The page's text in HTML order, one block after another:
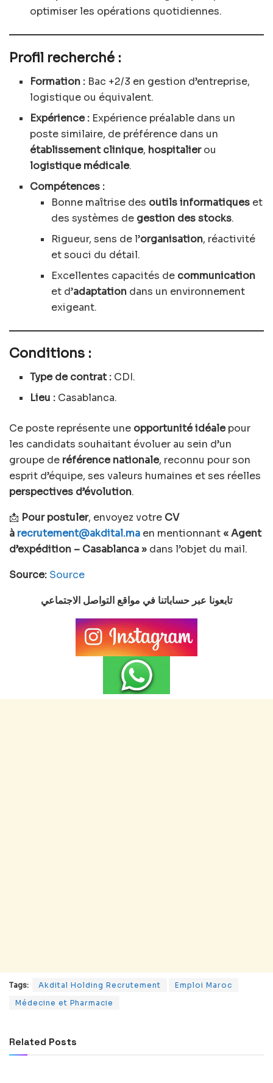
optimiser les opérations quotidiennes.
Profil recherché :
Formation : Bac +2/3 en gestion d’entreprise,
logistique ou équivalent.
Expérience : Expérience préalable dans un
poste similaire, de préférence dans un
établissement clinique, hospitalierou
logistique médicale.
Compétences :
Bonne maîtrise des outils informatiqueset
des systèmes de gestion des stocks.
Rigueur, sens de l’organisation, réactivité
et souci du détail.
Excellentes capacités de communication
et d’adaptationdans un environnement
exigeant.
Conditions :
Type de contrat : CDI.
Lieu : Casablanca.
Ce poste représente une opportunité idéalepour
les candidats souhaitant évoluer au sein d’un
groupe de référence nationale, reconnu pour son
esprit d’équipe, ses valeurs humaines et ses réelles
perspectives d’évolution.
📩 Pour postuler, envoyez votre CV
à recrutement@akdital.ma en mentionnant « Agent
d’expédition – Casablanca » dans l’objet du mail.
Source: Source
تابعونا عبر حساباتنا في مواقع التواصل الاجتماعي
Tags: Akdital Holding Recrutement
Emploi Maroc
Médecine et Pharmacie
Related Posts